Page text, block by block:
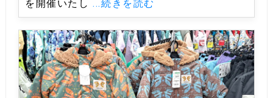
を開催いたし ...続きを読む